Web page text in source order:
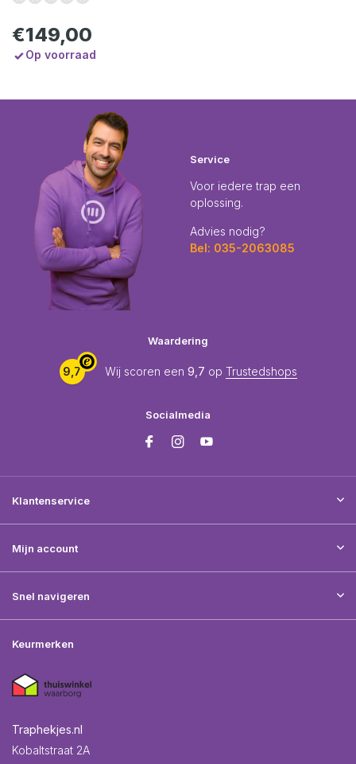
€149,00
Op voorraad
Service
Voor iedere trap een
oplossing.
Advies nodig?
Bel: 035-2063085
Waardering
9,7 Wij scoren een 9,7 op Trustedshops
Socialmedia
Klantenservice
Mijn account
Snel navigeren
Keurmerken
Traphekjes.nl
Kobaltstraat 2A